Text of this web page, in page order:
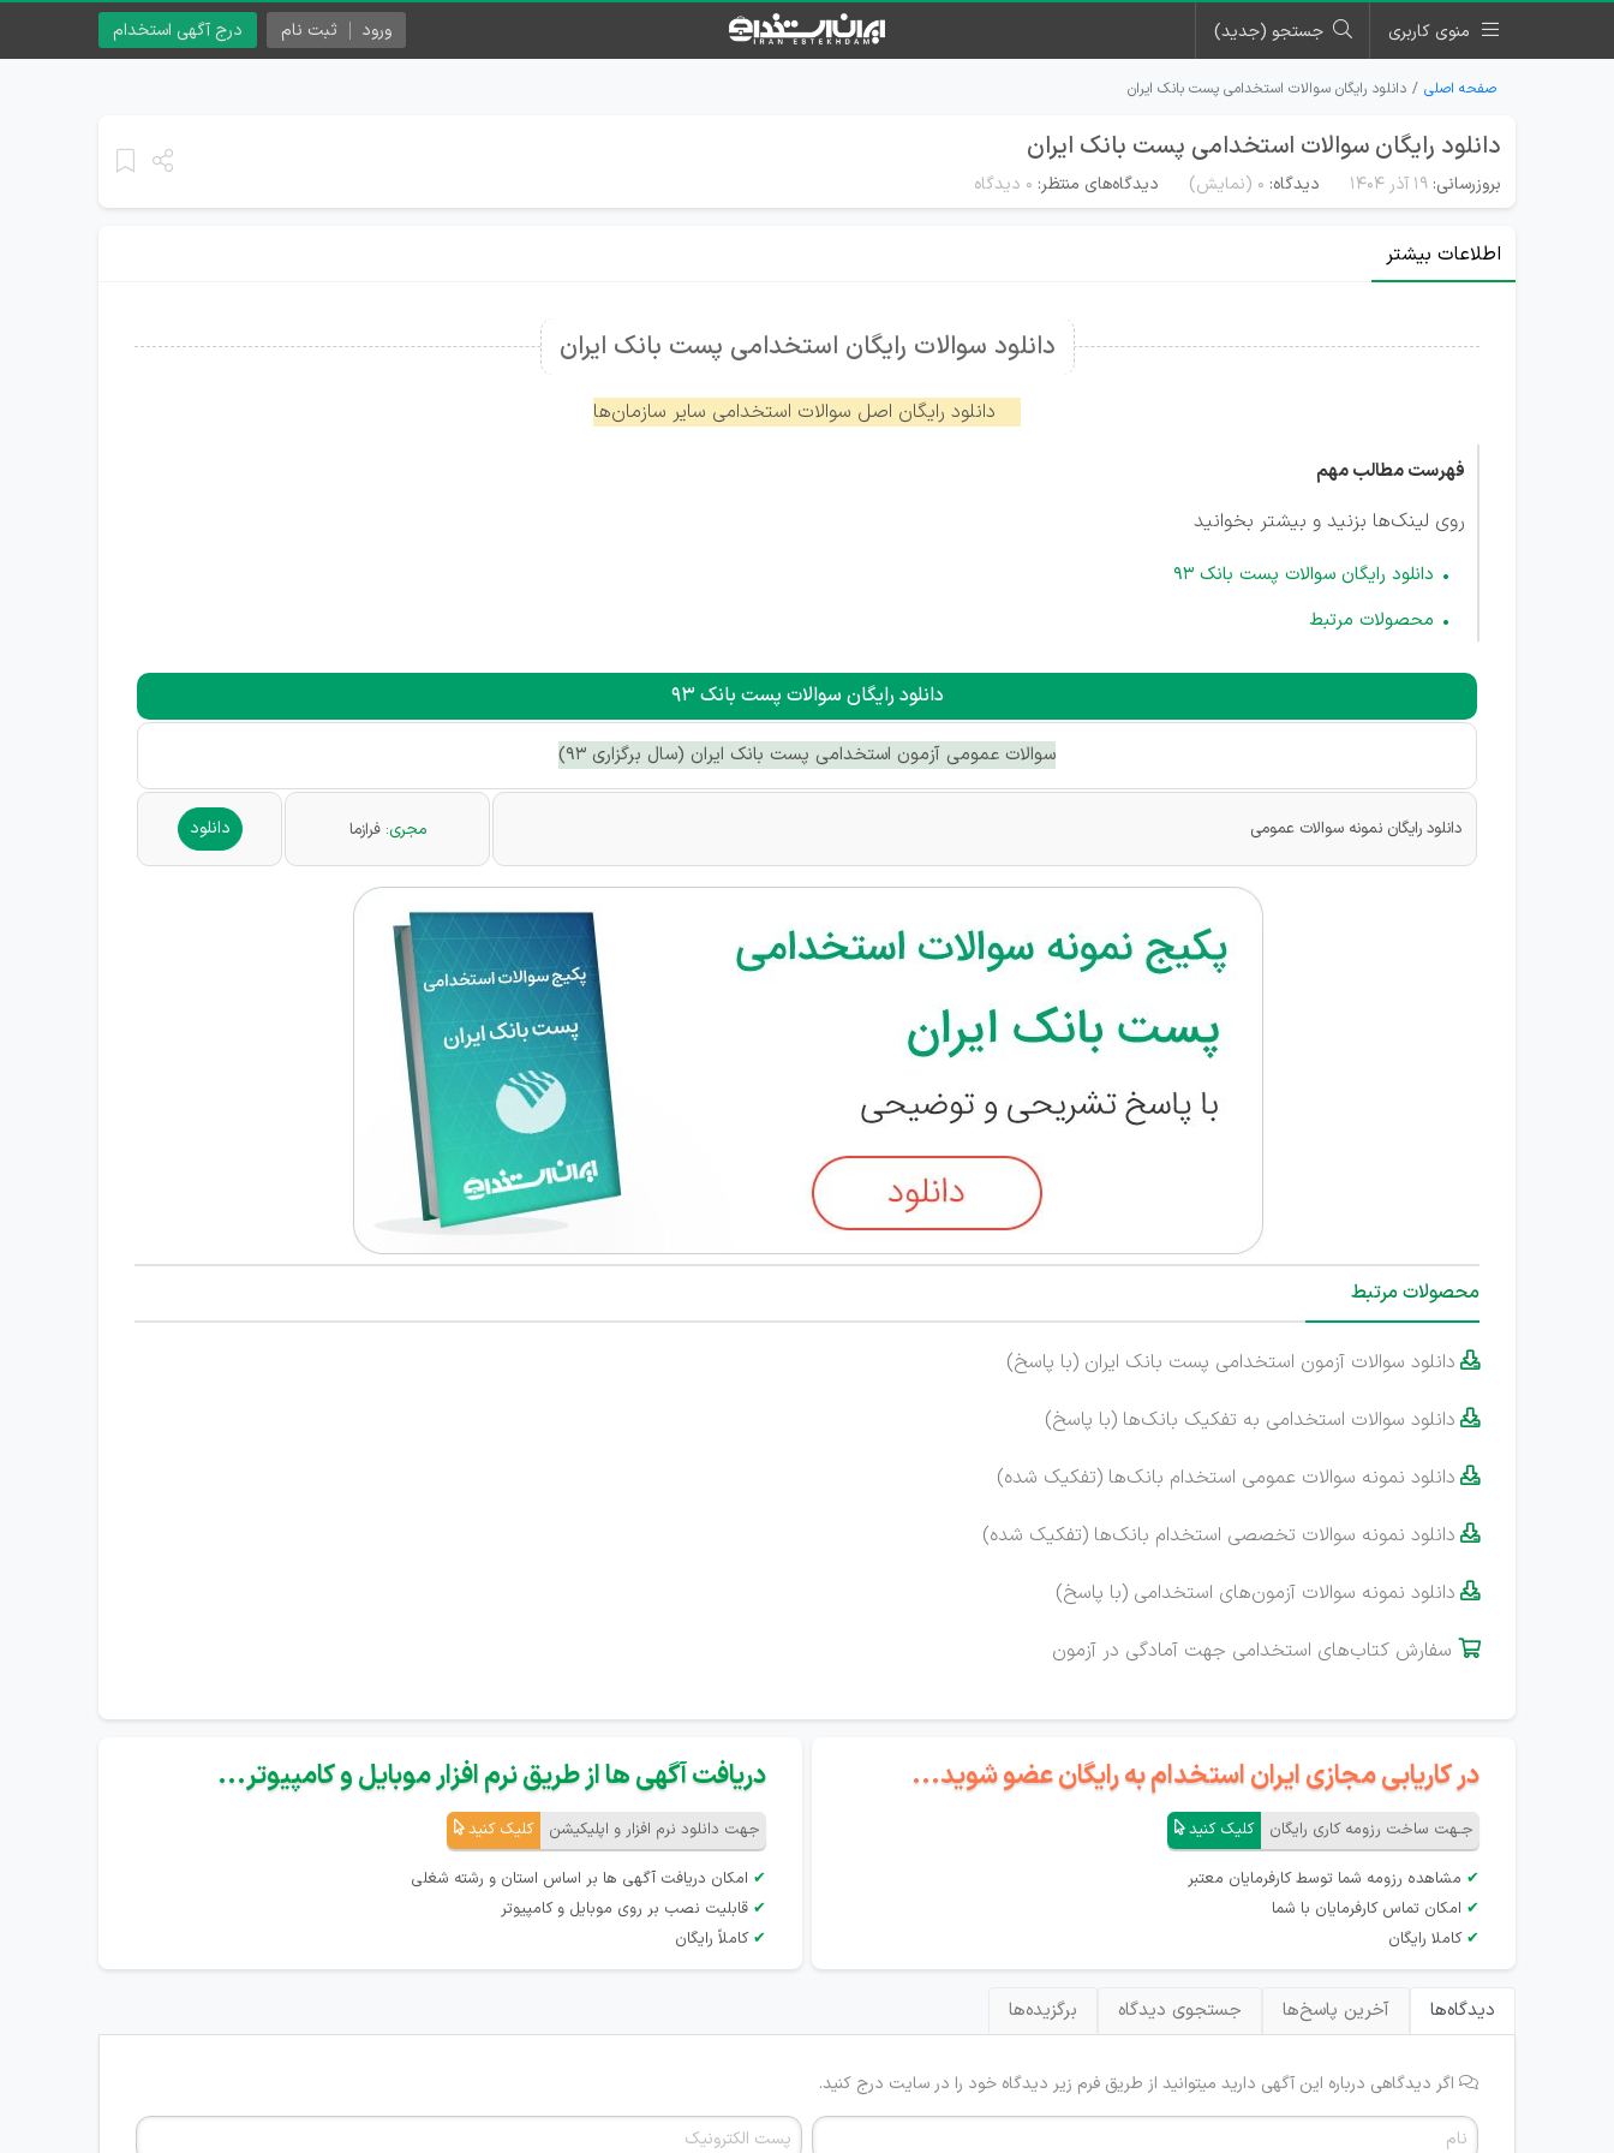
منوی کاربری جستجو (جدید) درج آگهی استخدام ورود ثبت نام
صفحه اصلی دانلود رایگان سوالات استخدامی پست بانک ایران
دانلود رایگان سوالات استخدامی پست بانک ایران
بروزرسانی: ۱۹ آذر ۱۴۰۴ دیدگاه: 0 (نمایش) دیدگاه‌های منتظر: ۰ دیدگاه
اطلاعات بیشتر
دانلود سوالات رایگان استخدامی پست بانک ایران
دانلود رایگان اصل سوالات استخدامی سایر سازمان‌ها
فهرست مطالب مهم
روی لینک‌ها بزنید و بیشتر بخوانید
دانلود رایگان سوالات پست بانک 93
محصولات مرتبط
دانلود رایگان سوالات پست بانک 93
سوالات عمومی آزمون استخدامی پست بانک ایران (سال برگزاری 93)
دانلود رایگان نمونه سوالات عمومی مجری: فرازما دانلود
محصولات مرتبط
 دانلود سوالات آزمون‌ استخدامی پست بانک ایران (با پاسخ)
 دانلود سوالات استخدامی به تفکیک بانک‌ها (با پاسخ)
 دانلود نمونه سوالات عمومی استخدام بانک‌ها (تفکیک شده)
 دانلود نمونه سوالات تخصصی استخدام بانک‌ها (تفکیک شده)
 دانلود نمونه سوالات آزمون‌های استخدامی (با پاسخ)
 سفارش کتاب‌های استخدامی جهت آمادگی در آزمون
در کاریابی مجازی ایران استخدام به رایگان عضو شوید...
جـهت ساخت رزومه کاری رایگان کلیک کنید
✔ مشاهده رزومه شما توسط کارفرمایان معتبر
✔ امکان تماس کارفرمایان با شما
✔ کاملا رایگان
دریافت آگهی ها از طریق نرم افزار موبایل و کامپیوتر...
جهت دانلود نرم افزار و اپلیکیشن کلیک کنید
✔ امکان دریافت آگهی ها بر اساس استان و رشته شغلی
✔ قابلیت نصب بر روی موبایل و کامپیوتر
✔ کاملاً رایگان
دیدگاه‌ها آخرین پاسخ‌ها جستجوی دیدگاه برگزیده‌ها
اگر دیدگاهی درباره این آگهی دارید میتوانید از طریق فرم زیر دیدگاه خود را در سایت درج کنید.